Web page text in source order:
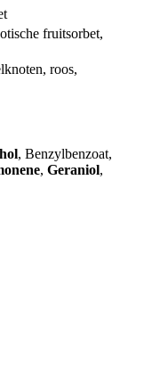
fruitsorbet,
roos,
, Benzylbenzoat,
, Geraniol,